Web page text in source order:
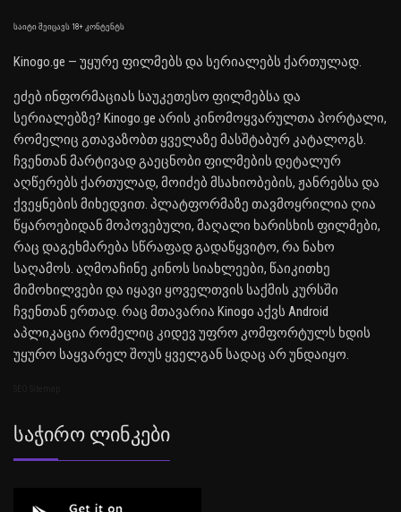
საიტი შეიცავს 18+ კონტენტს
Kinogo.ge — უყურე ფილმებს და სერიალებს ქართულად.
ეძებ ინფორმაციას საუკეთესო ფილმებსა და
სერიალებზე? Kinogo.ge არის კინომოყვარულთა პორტალი,
რომელიც გთავაზობთ ყველაზე მასშტაბურ კატალოგს.
ჩვენთან მარტივად გაეცნობი ფილმების დეტალურ
აღწერებს ქართულად, მოიძებ მსახიობების, ჟანრებსა და
ქვეყნების მიხედვით. პლატფორმაზე თავმოყრილია ღია
წყაროებიდან მოპოვებული, მაღალი ხარისხის ფილმები,
რაც დაგეხმარება სწრაფად გადაწყვიტო, რა ნახო
საღამოს. აღმოაჩინე კინოს სიახლეები, წაიკითხე
მიმოხილვები და იყავი ყოველთვის საქმის კურსში
ჩვენთან ერთად. რაც მთავარია Kinogo აქვს Android
აპლიკაცია რომელიც კიდევ უფრო კომფორტულს ხდის
უყურო საყვარელ შოუს ყველგან სადაც არ უნდაიყო.
Საჭირო Ლინკები